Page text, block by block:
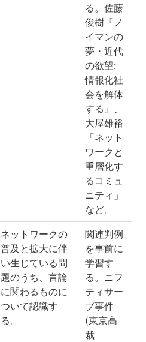
る。佐藤
俊樹『ノ
イマンの
夢・近代
の欲望:
情報化社
会を解体
する』、
大屋雄裕
「ネット
ワークと
重層化す
るコミュ
ニティ」
など。
ネットワークの
普及と拡大に伴
い生じている問
題のうち、言論
に関わるものに
ついて認識す
る。
関連判例
を事前に
学習す
る。ニフ
ティサー
ブ事件
(東京高
裁